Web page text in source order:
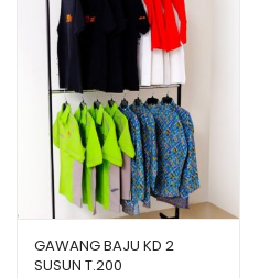
GAWANG BAJU KD 2
SUSUN T.200